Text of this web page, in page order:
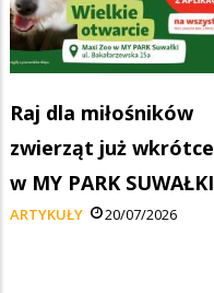
Raj dla miłośników
zwierząt już wkrótce
w MY PARK SUWAŁKI
ARTYKUŁY 20/07/2026